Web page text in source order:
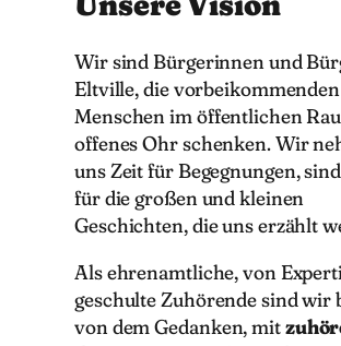
Wir sind Bürgerinnen und
Eltville, die vorbeikommenden
Menschen im öffentlichen
offenes Ohr schenken. Wir
uns Zeit für Begegnungen,
für die großen und kleinen
Geschichten, die uns erzählt
Als ehrenamtliche, von
geschulte Zuhörende sind wir
von dem Gedanken, mit